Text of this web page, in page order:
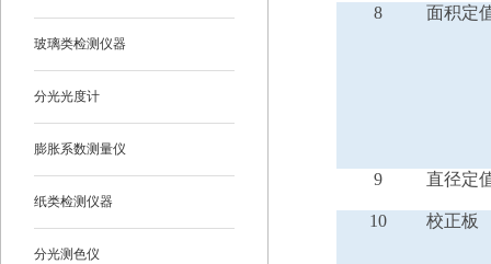
玻璃类检测仪器
分光光度计
膨胀系数测量仪
纸类检测仪器
分光测色仪
8 面积定
9 直径定
10 校正板